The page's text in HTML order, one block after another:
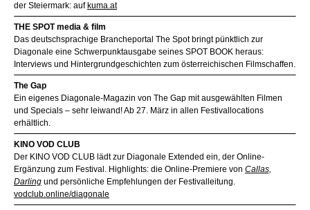
der Steiermark: auf kuma.at
THE SPOT media & film
Das deutschsprachige Brancheportal The Spot bringt pünktlich zur
Diagonale eine Schwerpunktausgabe seines SPOT BOOK heraus:
Interviews und Hintergrundgeschichten zum österreichischen Filmschaffen.
The Gap
Ein eigenes Diagonale-Magazin von The Gap mit ausgewählten Filmen
und Specials – sehr leiwand! Ab 27. März in allen Festivallocations
erhältlich.
KINO VOD CLUB
Der KINO VOD CLUB lädt zur Diagonale Extended ein, der Online-
Ergänzung zum Festival. Highlights: die Online-Premiere von Callas,
Darling und persönliche Empfehlungen der Festivalleitung.
vodclub.online/diagonale